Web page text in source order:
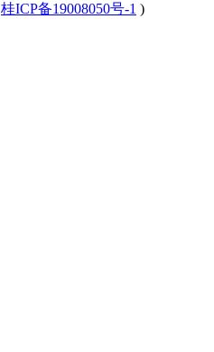
桂ICP备19008050号-1 )